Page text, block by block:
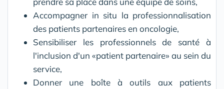
Accompagner in situ la professionnalisation
des patients partenaires en oncologie,
Sensibiliser les professionnels de santé à
l'inclusion d'un «patient partenaire» au sein du
service,
Donner une boîte à outils aux patients